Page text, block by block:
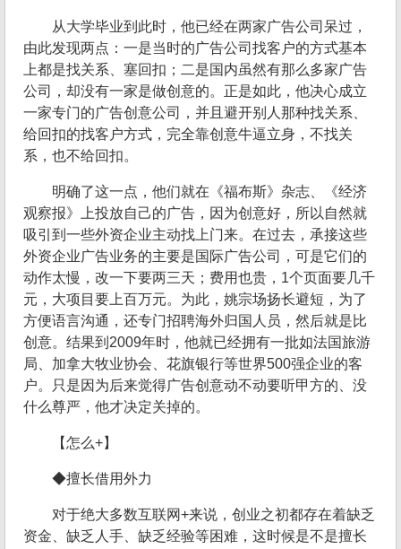
从大学毕业到此时，他已经在两家广告公司呆过，
由此发现两点：一是当时的广告公司找客户的方式基本
上都是找关系、塞回扣；二是国内虽然有那么多家广告
公司，却没有一家是做创意的。正是如此，他决心成立
一家专门的广告创意公司，并且避开别人那种找关系、
给回扣的找客户方式，完全靠创意牛逼立身，不找关
系，也不给回扣。
明确了这一点，他们就在《福布斯》杂志、《经济
观察报》上投放自己的广告，因为创意好，所以自然就
吸引到一些外资企业主动找上门来。在过去，承接这些
外资企业广告业务的主要是国际广告公司，可是它们的
动作太慢，改一下要两三天；费用也贵，1个页面要几千
元，大项目要上百万元。为此，姚宗场扬长避短，为了
方便语言沟通，还专门招聘海外归国人员，然后就是比
创意。结果到2009年时，他就已经拥有一批如法国旅游
局、加拿大牧业协会、花旗银行等世界500强企业的客
户。只是因为后来觉得广告创意动不动要听甲方的、没
什么尊严，他才决定关掉的。
【怎么+】
◆擅长借用外力
对于绝大多数互联网+来说，创业之初都存在着缺乏
资金、缺乏人手、缺乏经验等困难，这时候是不是擅长